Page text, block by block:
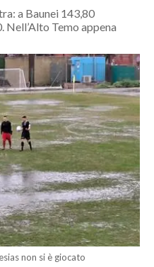
a Baunei 143,80
Temo appena
non si è giocato